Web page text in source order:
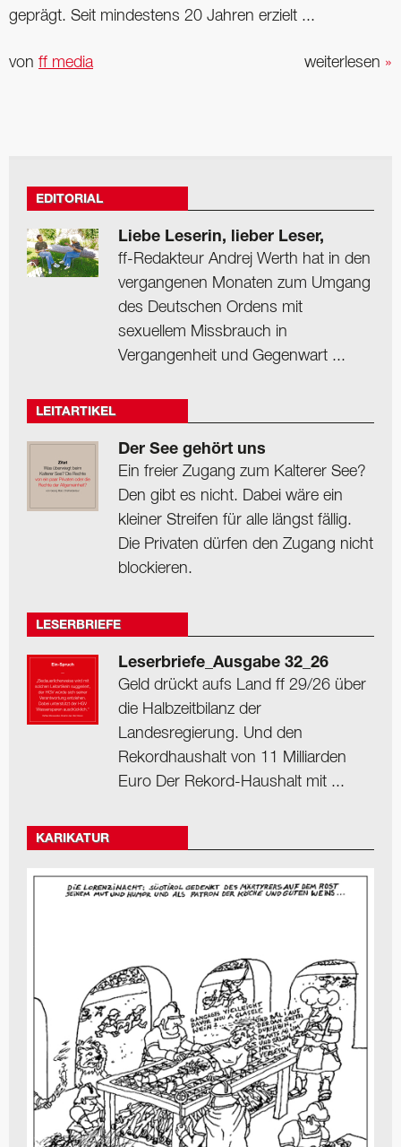
geprägt. Seit mindestens 20 Jahren erzielt ...
weiterlesen »
von ff media
EDITORIAL
Liebe Leserin, lieber Leser,
ff-Redakteur Andrej Werth hat in den
vergangenen Monaten zum Umgang
des Deutschen Ordens mit
sexuellem Missbrauch in
Vergangenheit und Gegenwart ...
LEITARTIKEL
Der See gehört uns
Ein freier Zugang zum Kalterer See?
Den gibt es nicht. Dabei wäre ein
kleiner Streifen für alle längst fällig.
Die Privaten dürfen den Zugang nicht
blockieren.
LESERBRIEFE
Leserbriefe_Ausgabe 32_26
Geld drückt aufs Land ff 29/26 über
die Halbzeitbilanz der
Landesregierung. Und den
Rekordhaushalt von 11 Milliarden
Euro Der Rekord-Haushalt mit ...
KARIKATUR